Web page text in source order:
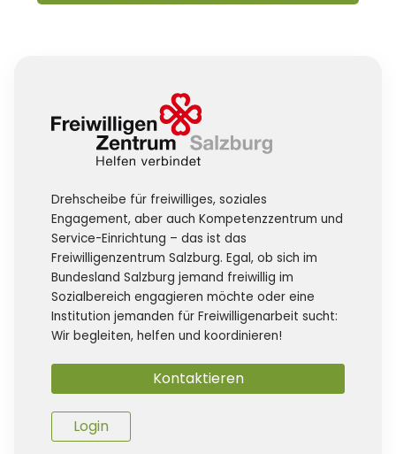
Drehscheibe für freiwilliges, soziales
Engagement, aber auch Kompetenzzentrum und
Service-Einrichtung – das ist das
Freiwilligenzentrum Salzburg. Egal, ob sich im
Bundesland Salzburg jemand freiwillig im
Sozialbereich engagieren möchte oder eine
Institution jemanden für Freiwilligenarbeit sucht:
Wir begleiten, helfen und koordinieren!
Kontaktieren
Login